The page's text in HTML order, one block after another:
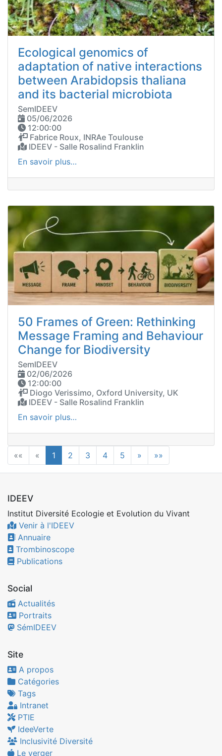
Ecological genomics of
adaptation of native interactions
between Arabidopsis thaliana
and its bacterial microbiota
SemIDEEV
05/06/2026
12:00:00
Fabrice Roux, INRAe Toulouse
IDEEV - Salle Rosalind Franklin
En savoir plus…
50 Frames of Green: Rethinking
Message Framing and Behaviour
Change for Biodiversity
SemIDEEV
02/06/2026
12:00:00
Diogo Verissimo, Oxford University, UK
IDEEV - Salle Rosalind Franklin
En savoir plus…
«« « 1 2 3 4 5 » »»
IDEEV
Institut Diversité Ecologie et Evolution du Vivant
Venir à l'IDEEV
Annuaire
Trombinoscope
Publications
Social
Actualités
Portraits
SémIDEEV
Site
A propos
Catégories
Tags
Intranet
PTIE
IdeeVerte
Inclusivité Diversité
Le verger